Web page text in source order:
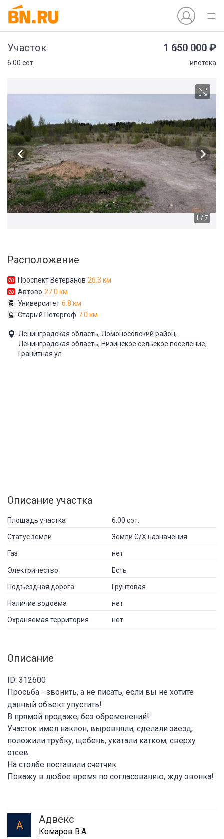
Участок 1 650 000 ₽
6.00 сот. ипотека
1 / 7
Расположение
Проспект Ветеранов 26.3 км
Автово 27.0 км
Университет 6.8 км
Старый Петергоф 7.0 км
Ленинградская область, Ломоносовский район,
Ленинградская область, Низинское сельское поселение,
Гранитная ул.
Описание участка
Площадь участка 6.00 сот.
Статус земли Земли С/Х назначения
Газ нет
Электричество Есть
Подъездная дорога Грунтовая
Наличие водоема нет
Охраняемая территория нет
Описание
ID: 312600
Просьба - звонить, а не писать, если вы не хотите
данный объект упустить!
В прямой продаже, без обременений!
Участок имел наклон, выровняли, сделали заезд,
положили трубку, щебень, укатали катком, сверху
отсев.
На столбе поставили счетчик.
Покажу в любое время по согласованию, жду звонка!
А Адвекс
Комаров В.А.